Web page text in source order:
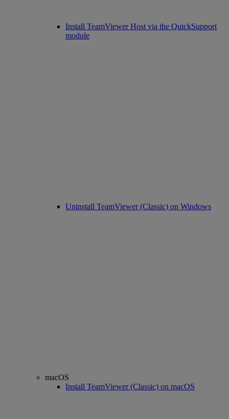
Install TeamViewer Host via the QuickSupport
module
Uninstall TeamViewer (Classic) on Windows
macOS
Install TeamViewer (Classic) on macOS